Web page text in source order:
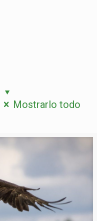
Mostrarlo todo